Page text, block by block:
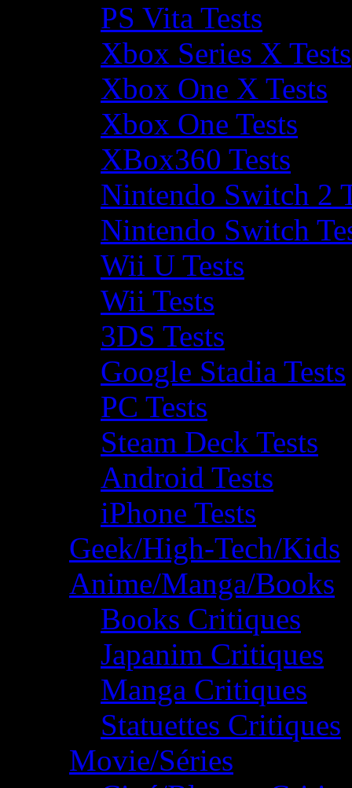
PS Vita Tests
Xbox Series X Tests
Xbox One X Tests
Xbox One Tests
XBox360 Tests
Nintendo Switch 2
Nintendo Switch
Wii U Tests
Wii Tests
3DS Tests
Google Stadia Tests
PC Tests
Steam Deck Tests
Android Tests
iPhone Tests
Geek/High-Tech/Kids
Anime/Manga/Books
Books Critiques
Japanim Critiques
Manga Critiques
Statuettes Critiques
Movie/Séries